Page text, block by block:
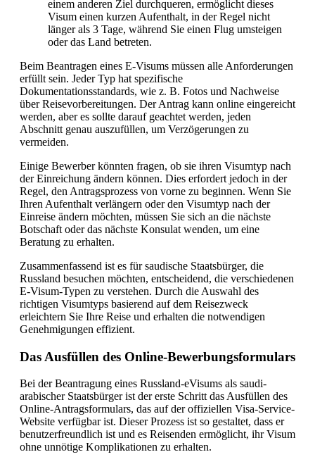
einem anderen Ziel durchqueren, ermöglicht dieses
Visum einen kurzen Aufenthalt, in der Regel nicht
länger als 3 Tage, während Sie einen Flug umsteigen
oder das Land betreten.
Beim Beantragen eines E-Visums müssen alle Anforderungen
erfüllt sein. Jeder Typ hat spezifische
Dokumentationsstandards, wie z. B. Fotos und Nachweise
über Reisevorbereitungen. Der Antrag kann online eingereicht
werden, aber es sollte darauf geachtet werden, jeden
Abschnitt genau auszufüllen, um Verzögerungen zu
vermeiden.
Einige Bewerber könnten fragen, ob sie ihren Visumtyp nach
der Einreichung ändern können. Dies erfordert jedoch in der
Regel, den Antragsprozess von vorne zu beginnen. Wenn Sie
Ihren Aufenthalt verlängern oder den Visumtyp nach der
Einreise ändern möchten, müssen Sie sich an die nächste
Botschaft oder das nächste Konsulat wenden, um eine
Beratung zu erhalten.
Zusammenfassend ist es für saudische Staatsbürger, die
Russland besuchen möchten, entscheidend, die verschiedenen
E-Visum-Typen zu verstehen. Durch die Auswahl des
richtigen Visumtyps basierend auf dem Reisezweck
erleichtern Sie Ihre Reise und erhalten die notwendigen
Genehmigungen effizient.
Das Ausfüllen des Online-Bewerbungsformulars
Bei der Beantragung eines Russland-eVisums als saudi-
arabischer Staatsbürger ist der erste Schritt das Ausfüllen des
Online-Antragsformulars, das auf der offiziellen Visa-Service-
Website verfügbar ist. Dieser Prozess ist so gestaltet, dass er
benutzerfreundlich ist und es Reisenden ermöglicht, ihr Visum
ohne unnötige Komplikationen zu erhalten.